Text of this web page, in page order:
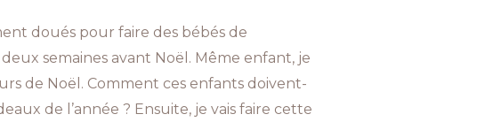
doués pour faire des bébés de
semaines avant Noël. Même enfant, je
de Noël. Comment ces enfants doivent-
de l’année ? Ensuite, je vais faire cette